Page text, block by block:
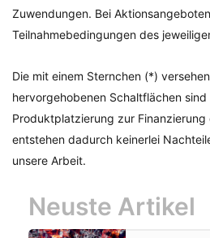
Zuwendungen. Bei
Teilnahmebedingungen des
Die mit einem Sternchen (*)
hervorgehobenen Schaltflächen
Produktplatzierung zur Finanzierung
entstehen dadurch keinerlei
unsere Arbeit.
Neuste Artikel